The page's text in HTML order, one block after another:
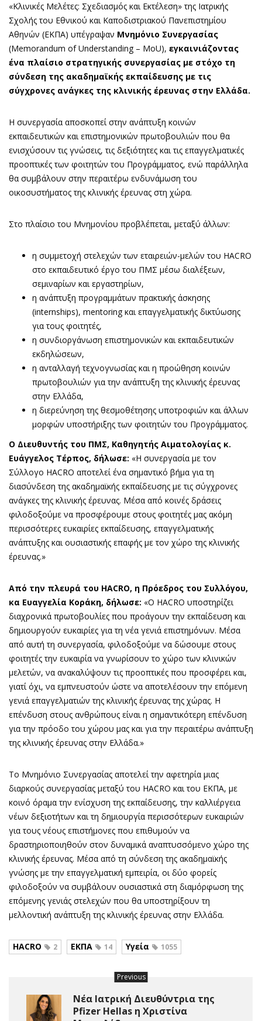
«Κλινικές Μελέτες: Σχεδιασμός και Εκτέλεση» της Ιατρικής
Σχολής του Εθνικού και Καποδιστριακού Πανεπιστημίου
Αθηνών (ΕΚΠΑ) υπέγραψαν Μνημόνιο Συνεργασίας
(Memorandum of Understanding – MoU), εγκαινιάζοντας
ένα πλαίσιο στρατηγικής συνεργασίας με στόχο τη
σύνδεση της ακαδημαϊκής εκπαίδευσης με τις
σύγχρονες ανάγκες της κλινικής έρευνας στην Ελλάδα.
Η συνεργασία αποσκοπεί στην ανάπτυξη κοινών
εκπαιδευτικών και επιστημονικών πρωτοβουλιών που θα
ενισχύσουν τις γνώσεις, τις δεξιότητες και τις επαγγελματικές
προοπτικές των φοιτητών του Προγράμματος, ενώ παράλληλα
θα συμβάλουν στην περαιτέρω ενδυνάμωση του
οικοσυστήματος της κλινικής έρευνας στη χώρα.
Στο πλαίσιο του Μνημονίου προβλέπεται, μεταξύ άλλων:
η συμμετοχή στελεχών των εταιρειών-μελών του HACRO
στο εκπαιδευτικό έργο του ΠΜΣ μέσω διαλέξεων,
σεμιναρίων και εργαστηρίων,
η ανάπτυξη προγραμμάτων πρακτικής άσκησης
(internships), mentoring και επαγγελματικής δικτύωσης
για τους φοιτητές,
η συνδιοργάνωση επιστημονικών και εκπαιδευτικών
εκδηλώσεων,
η ανταλλαγή τεχνογνωσίας και η προώθηση κοινών
πρωτοβουλιών για την ανάπτυξη της κλινικής έρευνας
στην Ελλάδα,
η διερεύνηση της θεσμοθέτησης υποτροφιών και άλλων
μορφών υποστήριξης των φοιτητών του Προγράμματος.
Ο Διευθυντής του ΠΜΣ, Καθηγητής Αιματολογίας κ.
Ευάγγελος Τέρπος, δήλωσε: «Η συνεργασία με τον
Σύλλογο HACRO αποτελεί ένα σημαντικό βήμα για τη
διασύνδεση της ακαδημαϊκής εκπαίδευσης με τις σύγχρονες
ανάγκες της κλινικής έρευνας. Μέσα από κοινές δράσεις
φιλοδοξούμε να προσφέρουμε στους φοιτητές μας ακόμη
περισσότερες ευκαιρίες εκπαίδευσης, επαγγελματικής
ανάπτυξης και ουσιαστικής επαφής με τον χώρο της κλινικής
έρευνας.»
Από την πλευρά του HACRO, η Πρόεδρος του Συλλόγου,
κα Ευαγγελία Κοράκη, δήλωσε: «Ο HACRO υποστηρίζει
διαχρονικά πρωτοβουλίες που προάγουν την εκπαίδευση και
δημιουργούν ευκαιρίες για τη νέα γενιά επιστημόνων. Μέσα
από αυτή τη συνεργασία, φιλοδοξούμε να δώσουμε στους
φοιτητές την ευκαιρία να γνωρίσουν το χώρο των κλινικών
μελετών, να ανακαλύψουν τις προοπτικές που προσφέρει και,
γιατί όχι, να εμπνευστούν ώστε να αποτελέσουν την επόμενη
γενιά επαγγελματιών της κλινικής έρευνας της χώρας. Η
επένδυση στους ανθρώπους είναι η σημαντικότερη επένδυση
για την πρόοδο του χώρου μας και για την περαιτέρω ανάπτυξη
της κλινικής έρευνας στην Ελλάδα.»
Το Μνημόνιο Συνεργασίας αποτελεί την αφετηρία μιας
διαρκούς συνεργασίας μεταξύ του HACRO και του ΕΚΠΑ, με
κοινό όραμα την ενίσχυση της εκπαίδευσης, την καλλιέργεια
νέων δεξιοτήτων και τη δημιουργία περισσότερων ευκαιριών
για τους νέους επιστήμονες που επιθυμούν να
δραστηριοποιηθούν στον δυναμικά αναπτυσσόμενο χώρο της
κλινικής έρευνας. Μέσα από τη σύνδεση της ακαδημαϊκής
γνώσης με την επαγγελματική εμπειρία, οι δύο φορείς
φιλοδοξούν να συμβάλουν ουσιαστικά στη διαμόρφωση της
επόμενης γενιάς στελεχών που θα υποστηρίξουν τη
μελλοντική ανάπτυξη της κλινικής έρευνας στην Ελλάδα.
HACRO 2 ΕΚΠΑ 14 Υγεία 1055
Previous
Νέα Ιατρική Διευθύντρια της
Pfizer Hellas η Χριστίνα